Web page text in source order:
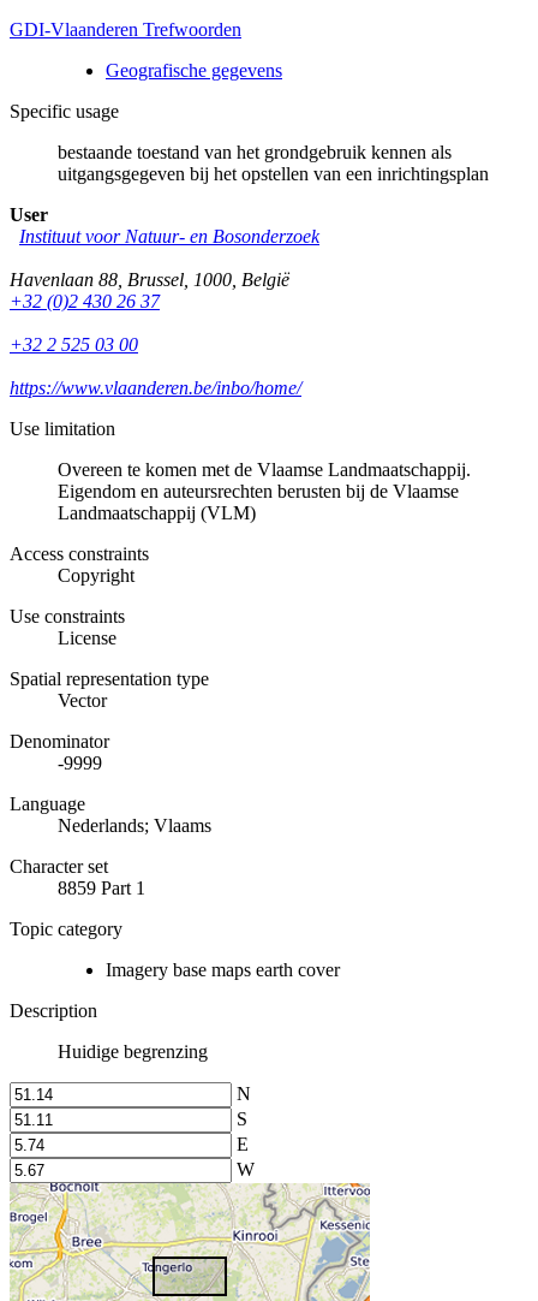
GDI-Vlaanderen Trefwoorden
Geografische gegevens
Specific usage
bestaande toestand van het grondgebruik kennen als
uitgangsgegeven bij het opstellen van een inrichtingsplan
User
Instituut voor Natuur- en Bosonderzoek
Havenlaan 88 Brussel 1000 België
+32 (0)2 430 26 37
+32 2 525 03 00
https://www.vlaanderen.be/inbo/home/
Use limitation
Overeen te komen met de Vlaamse Landmaatschappij.
Eigendom en auteursrechten berusten bij de Vlaamse
Landmaatschappij (VLM)
Access constraints
Copyright
Use constraints
License
Spatial representation type
Vector
Denominator
-9999
Language
Nederlands; Vlaams
Character set
8859 Part 1
Topic category
Imagery base maps earth cover
Description
Huidige begrenzing
N
S
E
W